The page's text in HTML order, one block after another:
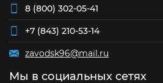
8 (800) 302-05-41
+7 (843) 210-53-14
zavodsk96@mail.ru
Мы в социальных сетях